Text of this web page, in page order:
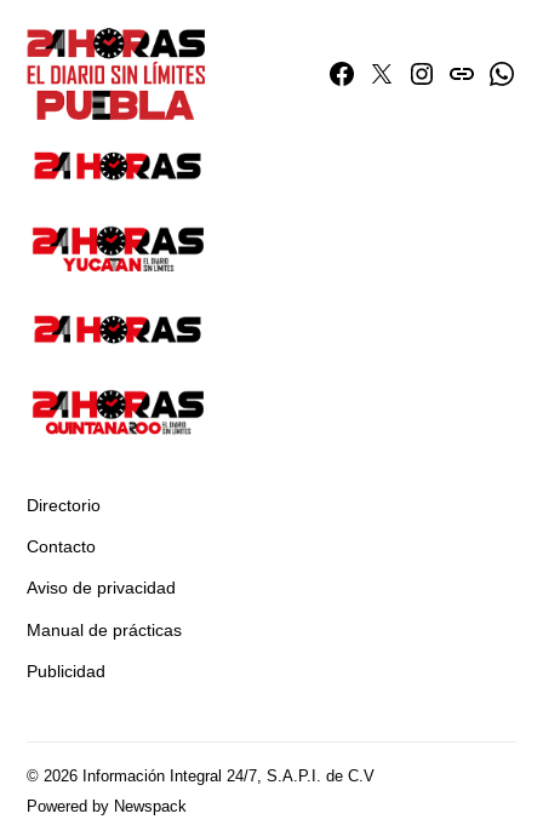
Facebook
TwitterInstagram
issuu
Directorio
Contacto
Aviso de privacidad
Manual de prácticas
Publicidad
© 2026 Información Integral 24/7, S.A.P.I. de C.V
Powered by Newspack